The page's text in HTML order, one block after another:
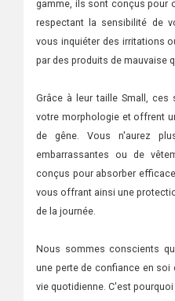
gamme, ils sont conçus pour
respectant la sensibilité de
vous inquiéter des irritations
par des produits de mauvaise
Grâce à leur taille Small, ces
votre morphologie et offrent
de gêne. Vous n'aurez
embarrassantes ou de
conçus pour absorber
vous offrant ainsi une
de la journée.
Nous sommes conscients
une perte de confiance en soi
vie quotidienne. C'est